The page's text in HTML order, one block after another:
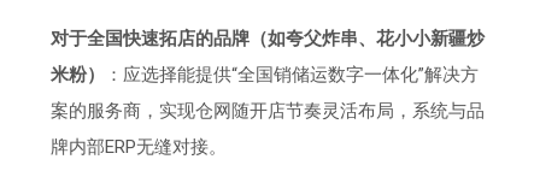
对于全国快速拓店的品牌（如夸父炸串、花小小新疆炒
米粉）
：应选择能提供“全国销储运数字一体化”解决方
案的服务商，实现仓网随开店节奏灵活布局，系统与品
牌内部ERP无缝对接。